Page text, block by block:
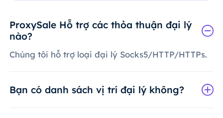
ProxySale Hỗ trợ các thỏa thuận đại lý
nào?
Chúng tôi hỗ trợ loại đại lý Socks5/HTTP/HTTPs.
Bạn có danh sách vị trí đại lý không?